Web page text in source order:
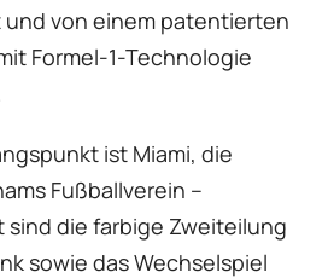
von einem patentierten
Formel-1-Technologie
ist Miami, die
Fußballverein –
sind die farbige Zweiteilung
sowie das Wechselspiel